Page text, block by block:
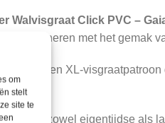
om
stelt
site te
Walvisgraat Click PVC –
combineren met het gemak
een XL-
in zowel eigentijdse als